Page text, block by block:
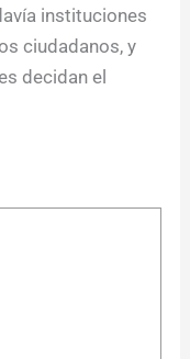
instituciones
ciudadanos, y
decidan el